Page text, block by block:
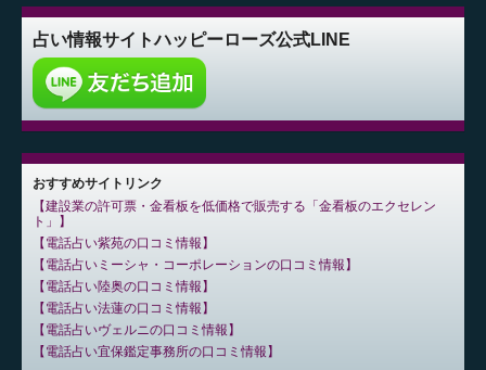
占い情報サイトハッピーローズ公式LINE
おすすめサイトリンク
建設業の許可票・金看板を低価格で販売する「金看板のエクセレン
ト」
電話占い紫苑の口コミ情報
電話占いミーシャ・コーポレーションの口コミ情報
電話占い陸奥の口コミ情報
電話占い法蓮の口コミ情報
電話占いヴェルニの口コミ情報
電話占い宜保鑑定事務所の口コミ情報